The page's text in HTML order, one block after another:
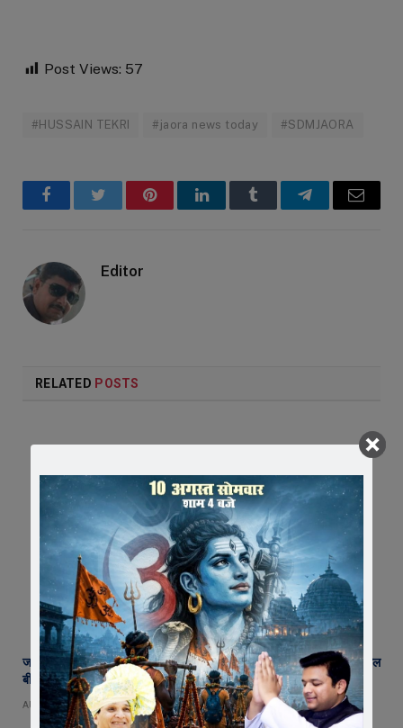
Post Views: 57
#HUSSAIN TEKRI #jaora news today #SDMJAORA
FacebookTwitter PinterestLinkedInTumblr TelegramEmail
Editor
RELATED POSTS
जावरा में किसानों और कांग्रेस का जंगी प्रदर्शन, राजस्व विभाग में भ्रष्टाचार और फसल
बीमा पर जताया आक्रोश
AUGUST 6, 2026